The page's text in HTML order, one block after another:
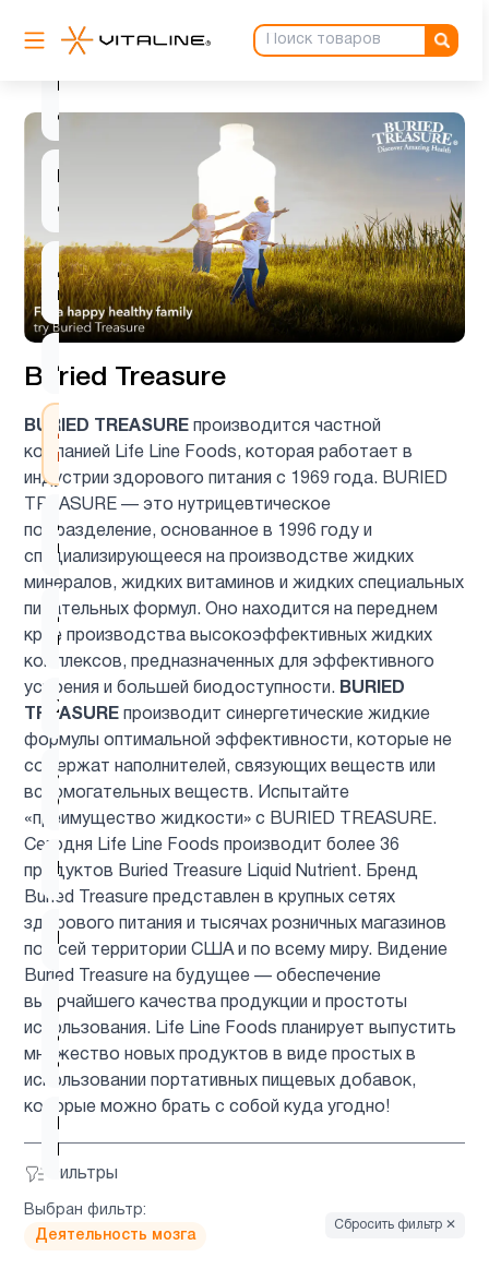
Buried Treasure
BURIED TREASURE производится частной
компанией Life Line Foods, которая работает в
индустрии здорового питания с 1969 года. BURIED
TREASURE — это нутрицевтическое
подразделение, основанное в 1996 году и
специализирующееся на производстве жидких
минералов, жидких витаминов и жидких специальных
питательных формул. Оно находится на переднем
крае производства высокоэффективных жидких
комплексов, предназначенных для эффективного
усвоения и большей биодоступности. BURIED
TREASURE производит синергетические жидкие
формулы оптимальной эффективности, которые не
содержат наполнителей, связующих веществ или
вспомогательных веществ. Испытайте
«преимущество жидкости» с BURIED TREASURE.
Сегодня Life Line Foods производит более 36
продуктов Buried Treasure Liquid Nutrient. Бренд
Buried Treasure представлен в крупных сетях
здорового питания и тысячах розничных магазинов
по всей территории США и по всему миру. Видение
Buried Treasure на будущее — обеспечение
высочайшего качества продукции и простоты
использования. Life Line Foods планирует выпустить
множество новых продуктов в виде простых в
использовании портативных пищевых добавок,
которые можно брать с собой куда угодно!
Фильтры
Витамин
D для
детей
д3
Детские
мультивитамины
1
Детям
Деятельность
мозга
1
Для
младенцев
1
Для
похудения
Женщинам 9
Здоровый
сон
1
Иммунитет 4
Кальции
Кальций
для
детей
1
Кожа 3
Выбран фильтр:
Деятельность мозга
Сбросить фильтр ✕